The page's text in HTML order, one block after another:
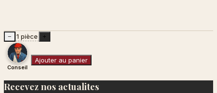
− 1 pièce +
Conseil
Ajouter au panier
Recevez nos actualites